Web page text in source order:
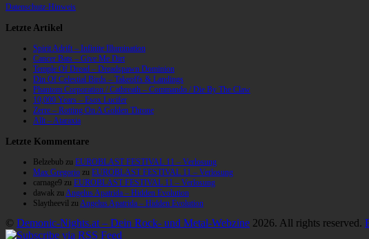
Datenschutz-Hinweis
Letzte Artikel
Spirit Adrift – Infinite Illumination
Cancer Bats – Give Me Dirt
Temple Of Dread – Dreadspawn Dominion
Din Of Celestial Birds – Takeoffs & Landings
Phantom Corporation / Catbreath – Commando / Die By The Claw
10,000 Years – Esox Lucifer
Zerre – Rotting On A Golden Throne
Allt – Ataraxia
Letzte Kommentare
Belzebub zu EUROBLAST FESTIVAL 11 – Verlosung
Max Gregorio zu EUROBLAST FESTIVAL 11 – Verlosung
carnage9 zu EUROBLAST FESTIVAL 11 – Verlosung
dawak zu Angelus Apatrida – Hidden Evolution
Slaytheevil zu Angelus Apatrida – Hidden Evolution
© Demonic-Nights.at – Dein Rock- und Metal-Webzine 2026. All rights reserved.